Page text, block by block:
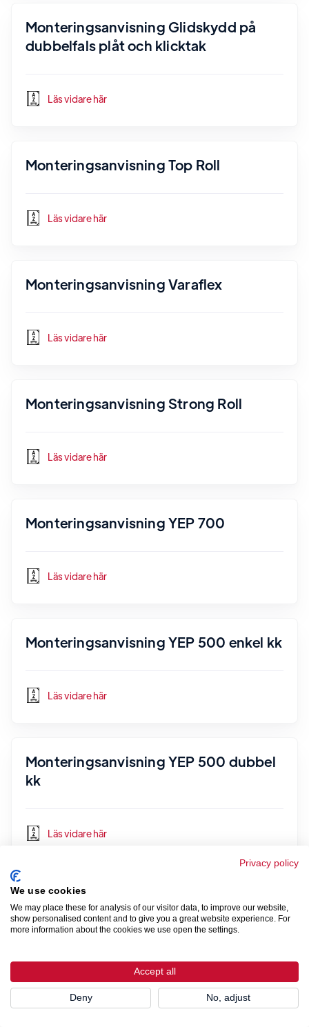
Monteringsanvisning Glidskydd på
dubbelfals plåt och klicktak
Läs vidare här
Monteringsanvisning Top Roll
Läs vidare här
Monteringsanvisning Varaflex
Läs vidare här
Monteringsanvisning Strong Roll
Läs vidare här
Monteringsanvisning YEP 700
Läs vidare här
Monteringsanvisning YEP 500 enkel kk
Läs vidare här
Monteringsanvisning YEP 500 dubbel
kk
Läs vidare här
Monteringsanvisning YAP 500
Privacy policy
We use cookies
We may place these for analysis of our visitor data, to improve our website,
show personalised content and to give you a great website experience. For
more information about the cookies we use open the settings.
Accept all
Deny No, adjust